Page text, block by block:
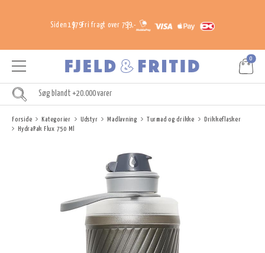
Siden 1979Fri fragt over 799,-
0
Forside Kategorier Udstyr Madlavning Turmad og drikke
Drikkeflasker
HydraPak Flux 750 Ml